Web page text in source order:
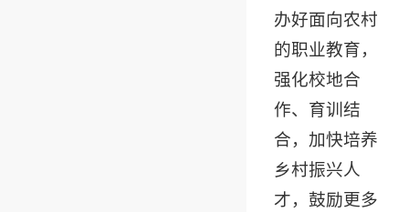
办好面向农村
的职业教育，
强化校地合
作、育训结
合，加快培养
乡村振兴人
才，鼓励更多